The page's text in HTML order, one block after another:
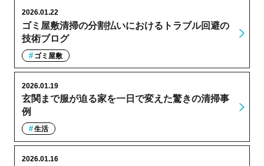
ゴミ屋敷清掃の分割払いにおけるトラブル回避の
技術ブログ
2026.01.22
ゴミ屋敷
玄関まで服が迫る家を一日で変えた驚きの清掃事
例
2026.01.19
生活
2026.01.16